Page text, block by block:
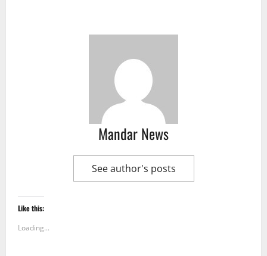
Mandar News
See author's posts
Like this:
Loading...